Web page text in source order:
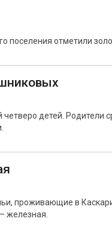
поселения отметили
детей. Родители
проживающие в
железная.